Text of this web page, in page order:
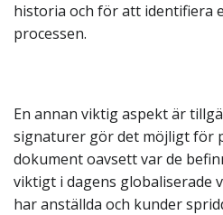
historia och för att identifiera
processen.
En annan viktig aspekt är
signaturer gör det möjligt för
dokument oavsett var de
viktigt i dagens globaliserade
har anställda och kunder